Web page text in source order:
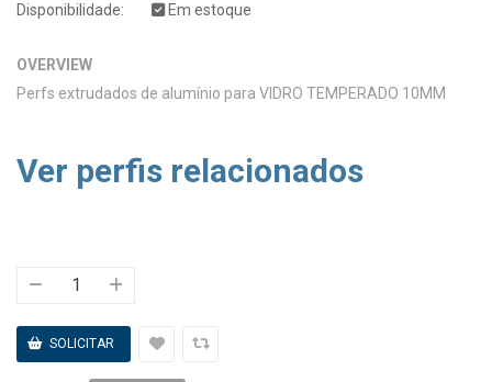
Disponibilidade:
Em estoque
OVERVIEW
Perfs extrudados de alumínio para VIDRO TEMPERADO 10MM
Ver perfis relacionados